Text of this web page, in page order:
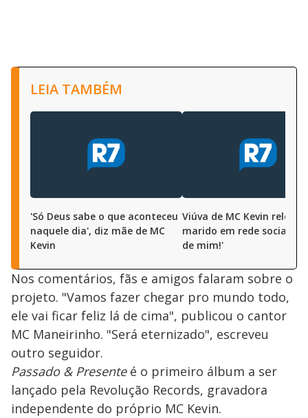
LEIA TAMBÉM
'Só Deus sabe o que aconteceu
naquele dia', diz mãe de MC
Kevin
Viúva de MC Kevin
marido em rede social:
de mim!'
Nos comentários, fãs e amigos falaram sobre o
projeto. "Vamos fazer chegar pro mundo todo,
ele vai ficar feliz lá de cima", publicou o cantor
MC Maneirinho. "Será eternizado", escreveu
outro seguidor.
Passado & Presenteé o primeiro álbum a ser
lançado pela Revolução Records, gravadora
independente do próprio MC Kevin.